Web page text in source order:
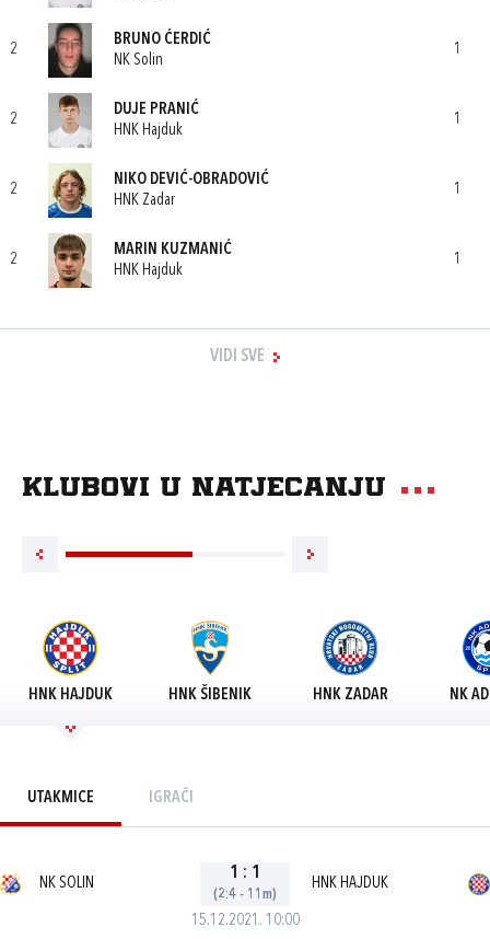
2
BRUNO ĆERDIĆ
NK Solin
1
2
DUJE PRANIĆ
HNK Hajduk
1
2
NIKO DEVIĆ-OBRADOVIĆ
HNK Zadar
1
2
MARIN KUZMANIĆ
HNK Hajduk
1
VIDI SVE
Klubovi u natjecanju
HNK HAJDUK HNK ŠIBENIK HNK ZADAR NK
UTAKMICE IGRAČI
15.12.2021. 10:00
NK SOLIN
1 : 1
(2:4 - 11m)
HNK HAJDUK